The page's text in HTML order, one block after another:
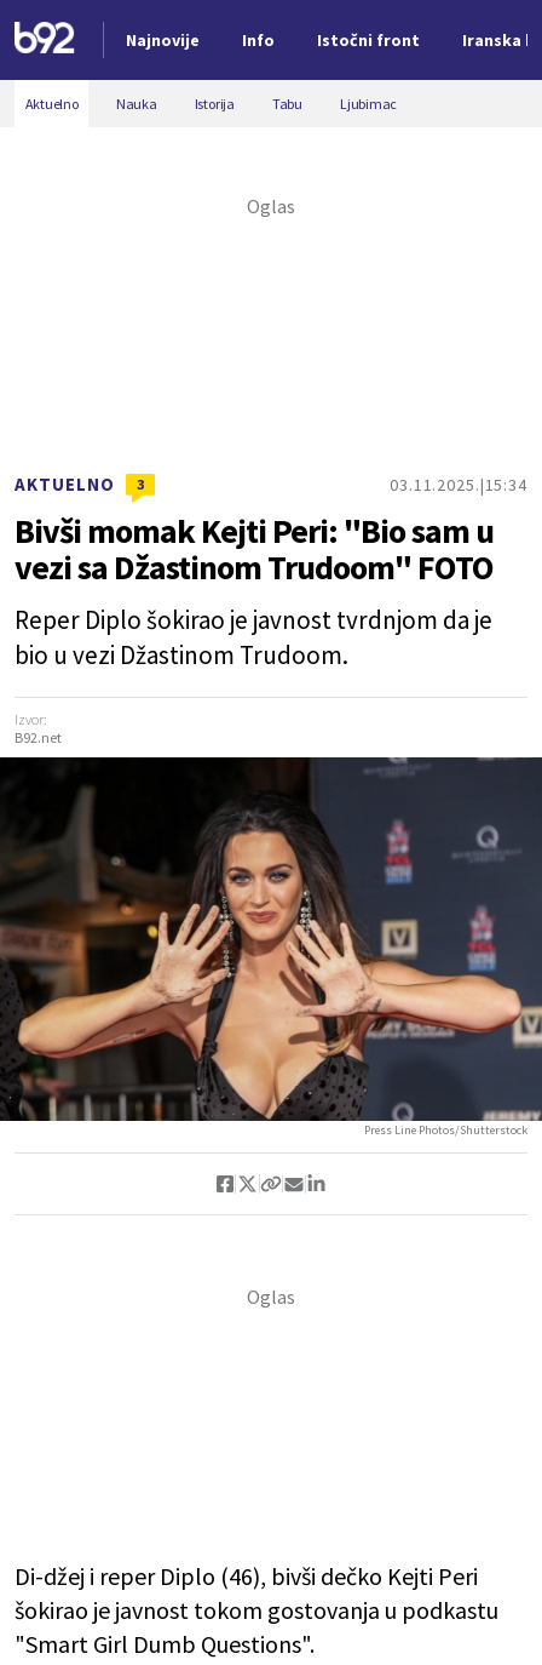
Najnovije Info Istočni front Iranska
Nova vest
Aktuelno Nauka Istorija Tabu Ljubimac
AKTUELNO 3 03.11.2025. 15:34
Bivši momak Kejti Peri: "Bio sam u
vezi sa Džastinom Trudoom" FOTO
Reper Diplo šokirao je javnost tvrdnjom da je
bio u vezi Džastinom Trudoom.
Izvor:
B92.net
Press Line Photos/Shutterstock
Di-džej i reper Diplo (46), bivši dečko Kejti Peri
šokirao je javnost tokom gostovanja u podkastu
"Smart Girl Dumb Questions".